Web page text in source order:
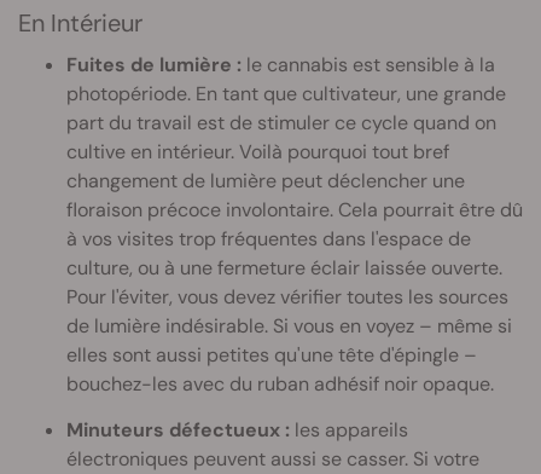
En Intérieur
Fuites de lumière : le cannabis est sensible à la
photopériode. En tant que cultivateur, une grande
part du travail est de stimuler ce cycle quand on
cultive en intérieur. Voilà pourquoi tout bref
changement de lumière peut déclencher une
floraison précoce involontaire. Cela pourrait être dû
à vos visites trop fréquentes dans l'espace de
culture, ou à une fermeture éclair laissée ouverte.
Pour l'éviter, vous devez vérifier toutes les sources
de lumière indésirable. Si vous en voyez – même si
elles sont aussi petites qu'une tête d'épingle –
bouchez-les avec du ruban adhésif noir opaque.
Minuteurs défectueux : les appareils
électroniques peuvent aussi se casser. Si votre